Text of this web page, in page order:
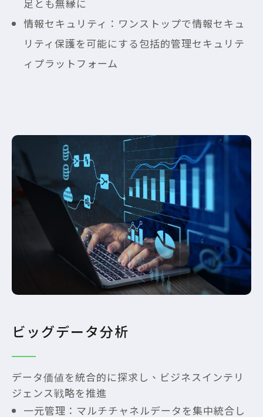
足とも無縁に
情報セキュリティ：ワンストップで情報セキュ
リティ保護を可能にする包括的管理セキュリテ
ィプラットフォーム
ビッグデータ分析
データ価値を統合的に探求し、ビジネスインテリ
ジェンス戦略を推進
一元管理：マルチチャネルデータを集中統合し